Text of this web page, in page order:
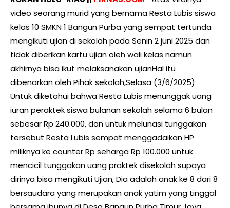
video seorang murid yang bernama Resta Lubis siswa
kelas 10 SMKN 1 Bangun Purba yang sempat tertunda
mengikuti ujian di sekolah pada Senin 2 juni 2025 dan
tidak diberikan kartu ujian oleh wali kelas namun
akhirnya bisa ikut melaksanakan ujianHal itu
dibenarkan oleh Pihak sekolah,Selasa (3/6/2025)
Untuk diketahui bahwa Resta Lubis menunggak uang
iuran peraktek siswa bulanan sekolah selama 6 bulan
sebesar Rp 240.000, dan untuk melunasi tunggakan
tersebut Resta Lubis sempat menggadaikan HP
miliknya ke counter Rp seharga Rp 100.000 untuk
mencicil tunggakan uang praktek disekolah supaya
dirinya bisa mengikuti Ujian, Dia adalah anak ke 8 dari 8
bersaudara yang merupakan anak yatim yang tinggal